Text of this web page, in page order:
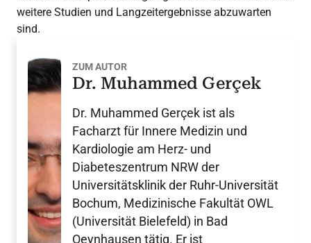
weitere Studien und Langzeitergebnisse abzuwarten
sind.
ZUM AUTOR
Dr. Muhammed Gerçek
Dr. Muhammed Gerçek ist als
Facharzt für Innere Medizin und
Kardiologie am Herz- und
Diabeteszentrum NRW der
Universitätsklinik der Ruhr-Universität
Bochum, Medizinische Fakultät OWL
(Universität Bielefeld) in Bad
Oeynhausen tätig. Er ist